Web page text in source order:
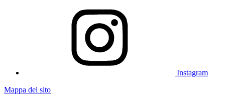
Instagram
Mappa del sito